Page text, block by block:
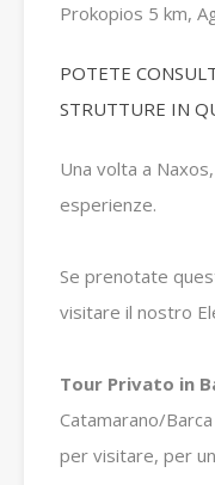
Prokopios 5 km,
POTETE
STRUTTURE IN
Una volta a
esperienze.
Se prenotate
visitare il nostro
Tour Privato in
Catamarano/
per visitare, per